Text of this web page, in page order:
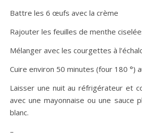
Battre les 6 œufs avec la crème
Rajouter les feuilles de menthe
Mélanger avec les courgettes à
Cuire environ 50 minutes (four 180 °)
Laisser une nuit au réfrigérateur et
avec une mayonnaise ou une sauce
blanc.
–